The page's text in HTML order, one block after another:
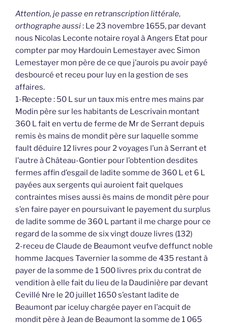
Attention, je passe en retranscription littérale,
orthographe aussi: Le 23 novembre 1655, par devant
nous Nicolas Leconte notaire royal à Angers Etat pour
compter par moy Hardouin Lemestayer avec Simon
Lemestayer mon père de ce que j’aurois pu avoir payé
desbourcé et receu pour luy en la gestion de ses
affaires.
1-Recepte : 50 L sur un taux mis entre mes mains par
Modin père sur les habitants de Lescrivain montant
360 L fait en vertu de ferme de Mr de Serrant depuis
remis ès mains de mondit père sur laquelle somme
fault déduire 12 livres pour 2 voyages l’un à Serrant et
l’autre à Château-Gontier pour l’obtention desdites
fermes affin d’esgail de ladite somme de 360 L et 6 L
payées aux sergents qui auroient fait quelques
contraintes mises aussi ès mains de mondit père pour
s’en faire payer en poursuivant le payement du surplus
de ladite somme de 360 L partant il me charge pour ce
regard de la somme de six vingt douze livres (132)
2-receu de Claude de Beaumont veufve deffunct noble
homme Jacques Tavernier la somme de 435 restant à
payer de la somme de 1 500 livres prix du contrat de
vendition à elle fait du lieu de la Daudinière par devant
Cevillé Nre le 20 juillet 1650 s’estant ladite de
Beaumont par iceluy chargée payer en l’acquit de
mondit père à Jean de Beaumont la somme de 1 065